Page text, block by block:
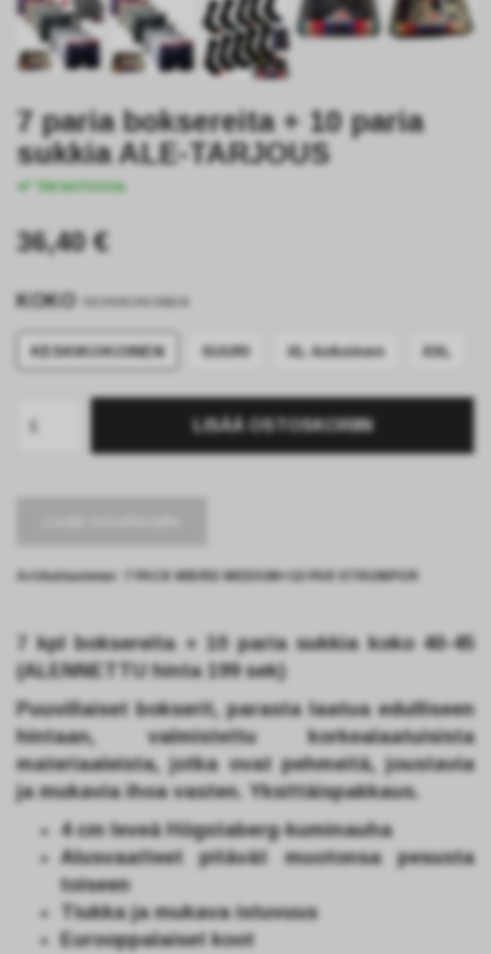
7 paria boksereita + 10 paria
sukkia ALE-TARJOUS
Varastossa.
36,40 €
KOKO
KESKIKOKOINEN SUURI XL-kokoinen XXL
LISÄÄ OSTOSKORIIN
Artikelnummer: 7 PACK MB053 MEDIUM+10 PAR STRUMPOR
7 kpl boksereita + 10 paria sukkia koko 40-45
(ALENNETTU hinta 199 sek)
Puuvillaiset bokserit, parasta laatua edulliseen
hintaan, valmistettu korkealaatuisista
materiaaleista, jotka ovat pehmeitä, joustavia
ja mukavia ihoa vasten. Yksittäispakkaus.
4 cm leveä Högstaberg-kuminauha
Alusvaatteet pitävät muotonsa pesusta
toiseen
Tiukka ja mukava istuvuus
Eurooppalaiset koot